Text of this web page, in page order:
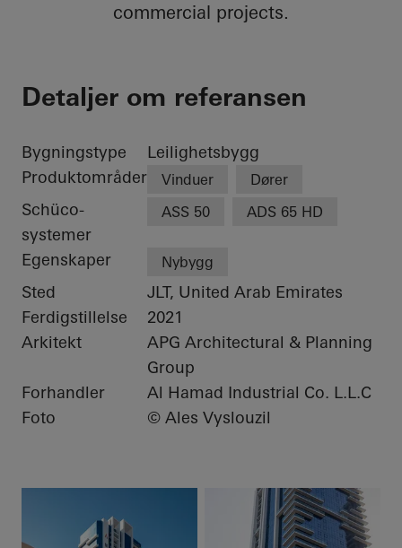
commercial projects.
Detaljer om referansen
Bygningstype
Leilighetsbygg
Produktområder
Vinduer Dører
Schüco-
systemer
ASS 50 ADS 65 HD
Egenskaper Nybygg
Sted
JLT, United Arab Emirates
Ferdigstillelse
2021
Arkitekt
APG Architectural & Planning
Group
Forhandler
Al Hamad Industrial Co. L.L.C
Foto
© Ales Vyslouzil